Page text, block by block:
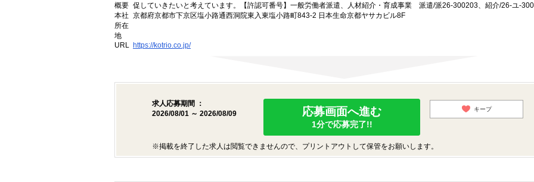
概要 促していきたいと考えています。【許認可番号】一般労働者派遣、人材紹介・育成事業 派遣/派26-300203、紹介/26-ユ-
本社
所在
地
京都府京都市下京区塩小路通西洞院東入東塩小路町843-2 日本生命京都ヤサカビル8F
URL https://kotrio.co.jp/
求人応募期間 ：
2026/08/01 ～ 2026/08/09
応募画面へ進む
1分で応募完了!!
キープ
※掲載を終了した求人は閲覧できませんので、プリントアウトして保管をお願いします。